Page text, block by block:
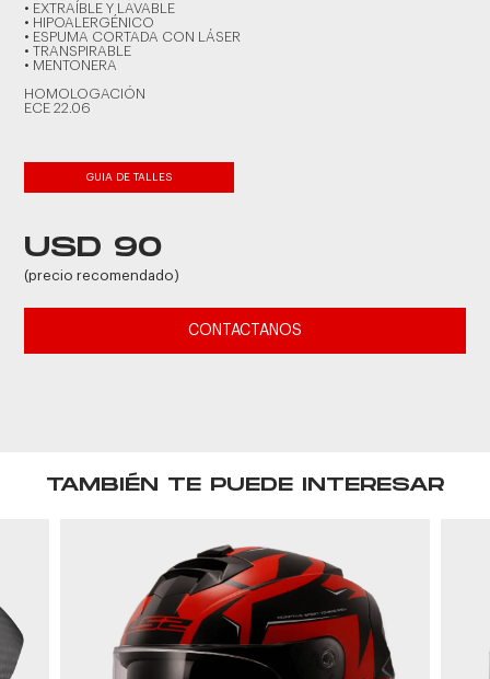
• EXTRAÍBLE Y LAVABLE
• HIPOALERGÉNICO
• ESPUMA CORTADA CON LÁSER
• TRANSPIRABLE
• MENTONERA
HOMOLOGACIÓN
ECE 22.06
GUIA DE TALLES
USD 90
(precio recomendado)
CONTACTANOS
TAMBIÉN TE PUEDE INTERESAR